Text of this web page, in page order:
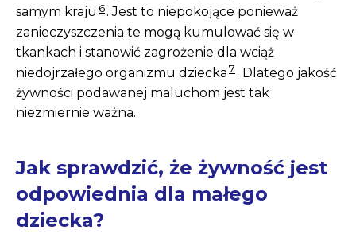
samym kraju 6. Jest to niepokojące ponieważ
zanieczyszczenia te mogą kumulować się w
tkankach i stanowić zagrożenie dla wciąż
niedojrzałego organizmu dziecka7 . Dlatego jakość
żywności podawanej maluchom jest tak
niezmiernie ważna.
Jak sprawdzić, że żywność jest
odpowiednia dla małego
dziecka?